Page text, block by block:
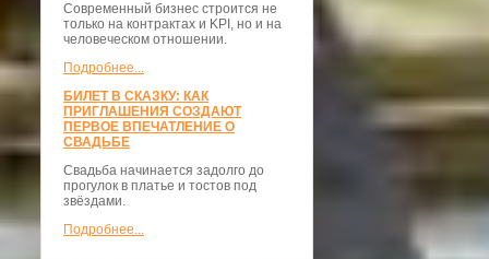
Современный бизнес строится не
только на контрактах и KPI, но и на
человеческом отношении.
Подробнее...
БИЛЕТ В СКАЗКУ: КАК
ПРИГЛАШЕНИЯ СОЗДАЮТ
ПЕРВОЕ ВПЕЧАТЛЕНИЕ О
СВАДЬБЕ
Свадьба начинается задолго до
прогулок в платье и тостов под
звёздами.
Подробнее...